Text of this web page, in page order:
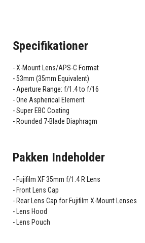
Specifikationer
X-Mount Lens/APS-C Format
53mm (35mm Equivalent)
Aperture Range: f/1.4 to f/16
One Aspherical Element
Super EBC Coating
Rounded 7-Blade Diaphragm
Pakken Indeholder
Fujifilm XF 35mm f/1.4 R Lens
Front Lens Cap
Rear Lens Cap for Fujifilm X-Mount Lenses
Lens Hood
Lens Pouch